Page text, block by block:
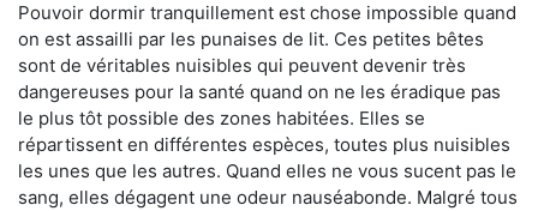
Pouvoir dormir tranquillement est chose impossible quand
on est assailli par les punaises de lit. Ces petites bêtes
sont de véritables nuisibles qui peuvent devenir très
dangereuses pour la santé quand on ne les éradique pas
le plus tôt possible des zones habitées. Elles se
répartissent en différentes espèces, toutes plus nuisibles
les unes que les autres. Quand elles ne vous sucent pas le
sang, elles dégagent une odeur nauséabonde. Malgré tous